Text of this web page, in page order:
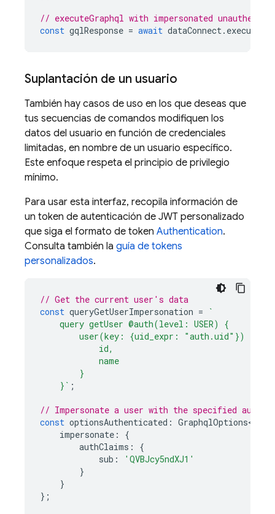
// executeGraphql with impersonated
const gqlResponse = await dataConnect.
Suplantación de un usuario
También hay casos de uso en los que deseas que
tus secuencias de comandos modifiquen los
datos del usuario en función de credenciales
limitadas, en nombre de un usuario específico.
Este enfoque respeta el principio de privilegio
mínimo.
Para usar esta interfaz, recopila información de
un token de autenticación de JWT personalizado
que siga el formato de token Authentication.
Consulta también la guía de tokens
personalizados.
// Get the current user's data
const queryGetUserImpersonation =
`
    query getUser @auth(level: USER) {
        user(key: {uid_expr: "auth.uid"}) {
            id,
            name
        }
    }`
;
// Impersonate a user with the specified auth
const optionsAuthenticated :
impersonate :
{
authClaims :
{
sub :
'QVBJcy5ndXJ1'
}
}
};